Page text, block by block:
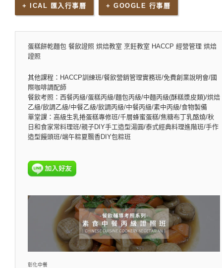
+ ICAL 匯入行事曆 + GOOGLE 行事曆
蛋糕餅乾麵包 餐飲證照 烘焙教室 烹飪教室 HACCP 經營管理 烘焙
證照
其他課程：HACCP訓練班/餐飲營銷管理實務班/免費創業說明會/國
際咖啡調配師
餐飲考照：西餐丙級/蛋糕丙級/麵包丙級/中麵丙級(酥糕漿皮類)/烘焙
乙級/飲調乙級/中餐乙級/飲調丙級/中餐丙級/素中丙級/食物製備
單堂課：高級生乳捲蛋糕專修班/千層蜂蜜蛋糕/焦糖布丁乳酪燒/秋
日和食家常料理班/親子DIY手工造型湯圓/泰式經典料理進階班/手作
造型饅頭班/端午粽夏飄香DIY包粽班
彰化中餐